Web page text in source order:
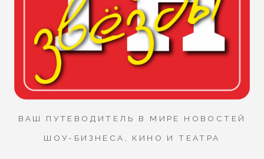
ВАШ ПУТЕВОДИТЕЛЬ В МИРЕ НОВОСТЕЙ
ШОУ-БИЗНЕСА, КИНО И ТЕАТРА